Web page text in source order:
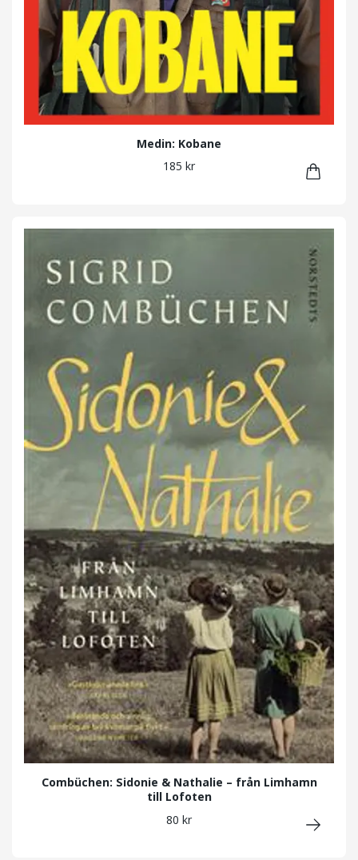
Medin: Kobane
185 kr
Combüchen: Sidonie & Nathalie – från Limhamn
till Lofoten
80 kr